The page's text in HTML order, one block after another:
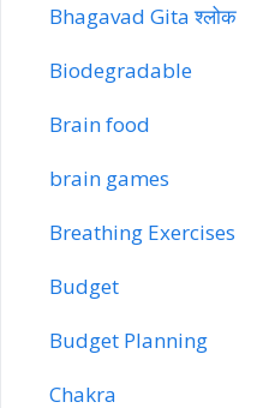
Bhagavad Gita श्लोक
Biodegradable
Brain food
brain games
Breathing Exercises
Budget
Budget Planning
Chakra